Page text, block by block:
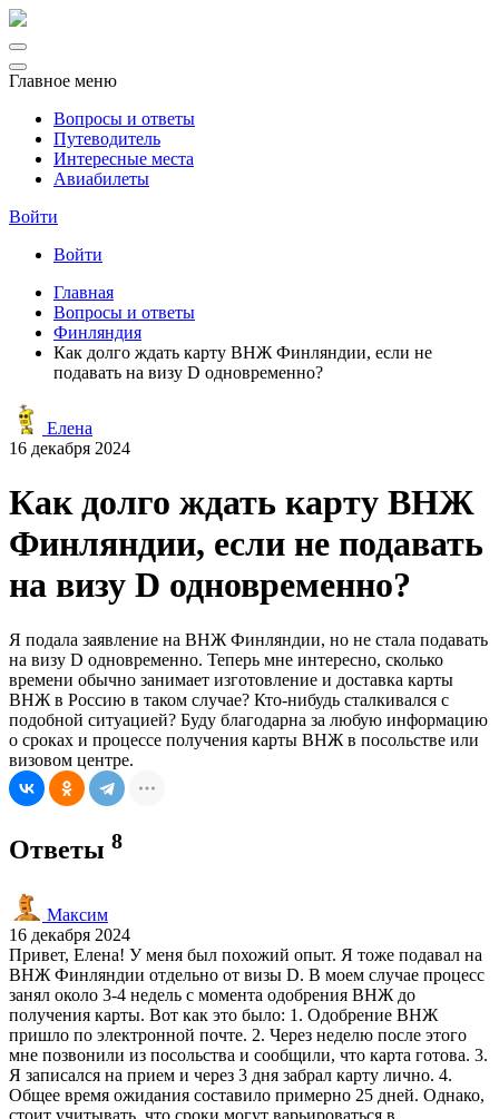
Главное меню
Вопросы и ответы
Путеводитель
Интересные места
Авиабилеты
Войти
Войти
Главная
Вопросы и ответы
Финляндия
Как долго ждать карту ВНЖ Финляндии, если не
подавать на визу D одновременно?
Елена
16 декабря 2024
Как долго ждать карту ВНЖ
Финляндии, если не подавать
на визу D одновременно?
Я подала заявление на ВНЖ Финляндии, но не стала подавать
на визу D одновременно. Теперь мне интересно, сколько
времени обычно занимает изготовление и доставка карты
ВНЖ в Россию в таком случае? Кто-нибудь сталкивался с
подобной ситуацией? Буду благодарна за любую информацию
о сроках и процессе получения карты ВНЖ в посольстве или
визовом центре.
Ответы 8
Максим
16 декабря 2024
Привет, Елена! У меня был похожий опыт. Я тоже подавал на
ВНЖ Финляндии отдельно от визы D. В моем случае процесс
занял около 3-4 недель с момента одобрения ВНЖ до
получения карты. Вот как это было: 1. Одобрение ВНЖ
пришло по электронной почте. 2. Через неделю после этого
мне позвонили из посольства и сообщили, что карта готова. 3.
Я записался на прием и через 3 дня забрал карту лично. 4.
Общее время ожидания составило примерно 25 дней. Однако,
стоит учитывать, что сроки могут варьироваться в